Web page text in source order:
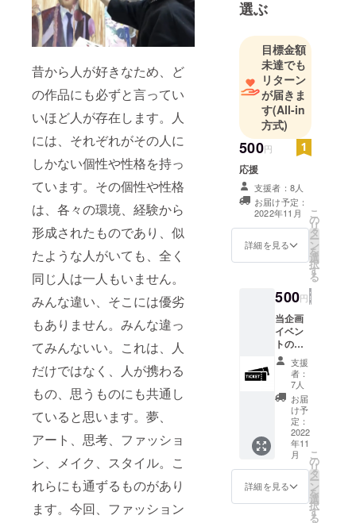
昔から人が好きなため、ど
の作品にも必ずと言ってい
いほど人が存在します。人
には、それぞれがその人に
しかない個性や性格を持っ
ています。その個性や性格
は、各々の環境、経験から
形成されたものであり、似
たような人がいても、全く
同じ人は一人もいません。
みんな違い、そこには優劣
もありません。みんな違っ
てみんないい。これは、人
だけではなく、人が携わる
もの、思うものにも共通し
ていると思います。夢、
アート、思考、ファッショ
ン、メイク、スタイル。こ
れらにも通ずるものがあり
ます。今回、ファッション
間などの表
究していま
す昔から人
が好きなた
め、どの作
品にも必ず
と言ってい
いほど人が
存在しま
す。人に
は、それぞ
れがその人
にしかない
個性や性格
を持ってい
個性や性格
は、各々の
環境、経験
から形成さ
れたもので
あり、似た
ような人が
いても、全
く同じ人は
一人もいま
な違い、そ
選ぶ
目標金額
未達でも
リターン
が届きま
す(All-in
方式)
500円
応援
支援者：8人
お届け予定：
2022年11月
詳細を見る
こ
の
リ
タ
ー
ン
を
選
択
す
る
500円
当企画
イベン
トの前
売りチ
ケット
を販売
いたし
ます。
このチ
ケット
は11月
19日の
イベン
トでの
み使用
できま
支援
者：
7人
お届
け予
定：
2022
年11
月
詳細を見る
こ
の
リ
タ
ー
ン
を
選
択
す
る